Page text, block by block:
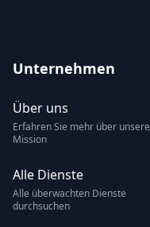
Unternehmen
Über uns
Erfahren Sie mehr über unsere
Mission
Alle Dienste
Alle überwachten Dienste
durchsuchen